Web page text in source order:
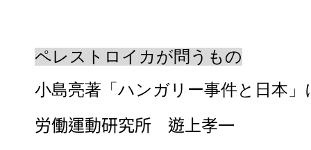
ペレストロイカが問うもの
小島亮著「ハンガリー事件と日本」
労働運動研究所 遊上孝一